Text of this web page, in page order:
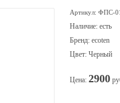
Артикул: ФПС-
Наличие: есть
Бренд: ecoten
Цвет: Черный
Цена: 2900